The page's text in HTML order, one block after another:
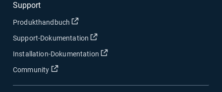
Support
Produkthandbuch In neuem Fenster öffnen
Support-Dokumentation In neuem Fenster öffnen
Installation-Dokumentation In neuem Fenster öffnen
Community In neuem Fenster öffnen